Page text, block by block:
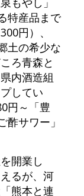
特産品まで
円）、
土の希少な
ろ青森と
内酒造組
してい
円～「豊
サワー」
開業し
るが、河
熊本と連